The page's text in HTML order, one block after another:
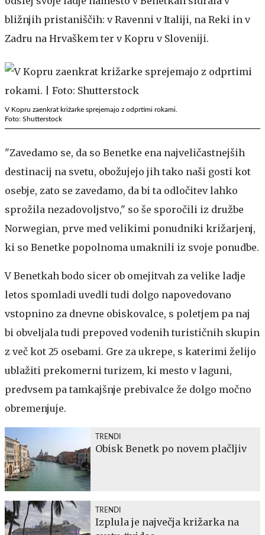
bližnjih pristaniščih: v Ravenni v Italiji, na Reki in v
Zadru na Hrvaškem ter v Kopru v Sloveniji.
V Kopru zaenkrat križarke sprejemajo z odprtimi rokami.
Foto: Shutterstock
"Zavedamo se, da so Benetke ena najveličastnejših
destinacij na svetu, obožujejo jih tako naši gosti kot
osebje, zato se zavedamo, da bi ta odločitev lahko
sprožila nezadovoljstvo," so še sporočili iz družbe
Norwegian, prve med velikimi ponudniki križarjenj,
ki so Benetke popolnoma umaknili iz svoje ponudbe.
V Benetkah bodo sicer ob omejitvah za velike ladje
letos spomladi uvedli tudi dolgo napovedovano
vstopnino za dnevne obiskovalce, s poletjem pa naj
bi obveljala tudi prepoved vodenih turističnih skupin
z več kot 25 osebami. Gre za ukrepe, s katerimi želijo
ublažiti prekomerni turizem, ki mesto v laguni,
predvsem pa tamkajšnje prebivalce že dolgo močno
obremenjuje.
TRENDI
Obisk Benetk po novem plačljiv
TRENDI
Izplula je največja križarka na